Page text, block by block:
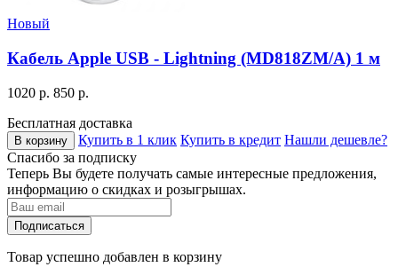
Новый
Кабель Apple USB - Lightning (MD818ZM/A) 1 м
1020 р. 850 р.
Бесплатная доставка
В корзину Купить в 1 клик Купить в кредит Нашли дешевле?
Спасибо за подписку
Теперь Вы будете получать самые интересные предложения,
информацию о скидках и розыгрышах.
Подписаться
Товар успешно добавлен в корзину